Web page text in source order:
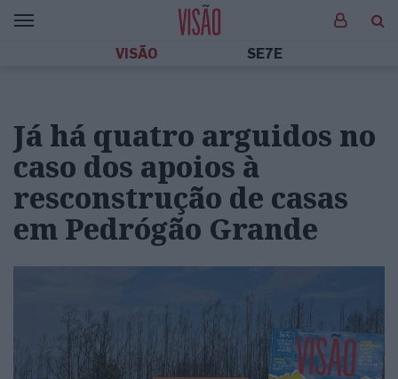
VISÃO SE7E
Já há quatro arguidos no
caso dos apoios à
resconstrução de casas
em Pedrógão Grande